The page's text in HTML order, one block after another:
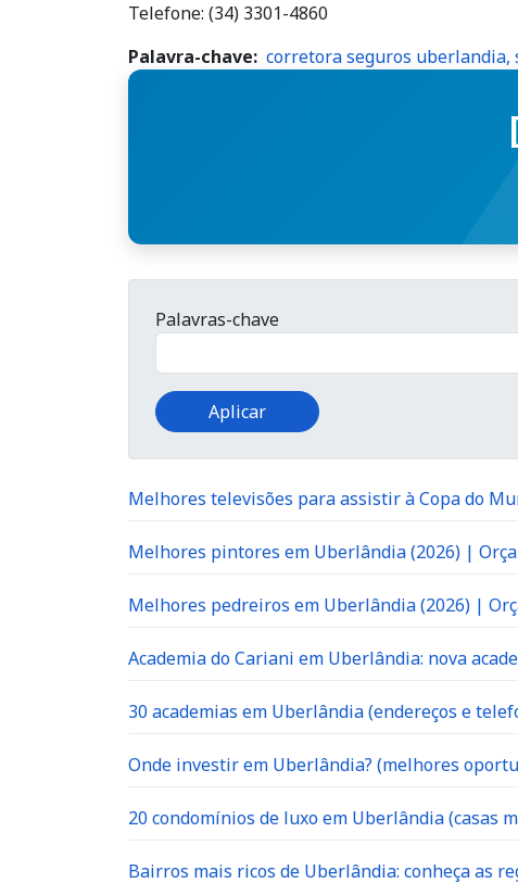
Telefone: (34) 3301-4860
Palavra-chave corretora seguros uberlandia,
Palavras-chave
Melhores televisões para assistir à Copa do
Melhores pintores em Uberlândia (2026) |
Melhores pedreiros em Uberlândia (2026) |
Academia do Cariani em Uberlândia: nova
30 academias em Uberlândia (endereços e
Onde investir em Uberlândia? (melhores
20 condomínios de luxo em Uberlândia (casas
Bairros mais ricos de Uberlândia: conheça as